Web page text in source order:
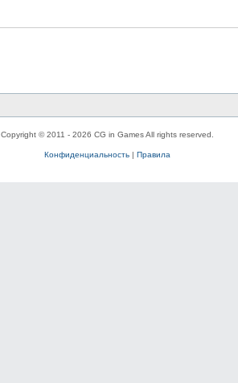
Copyright © 2011 - 2026 CG in Games All rights reserved.
Конфиденциальность| Правила